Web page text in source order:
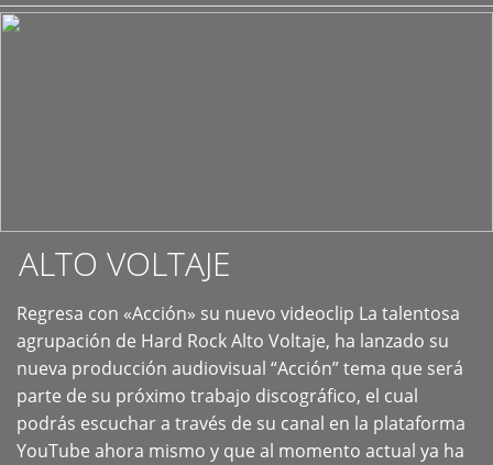
ALTO VOLTAJE
Regresa con «Acción» su nuevo videoclip La talentosa
agrupación de Hard Rock Alto Voltaje, ha lanzado su
nueva producción audiovisual “Acción” tema que será
parte de su próximo trabajo discográfico, el cual
podrás escuchar a través de su canal en la plataforma
YouTube ahora mismo y que al momento actual ya ha
+